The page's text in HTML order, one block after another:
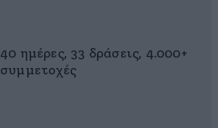
40 ημέρες, 33 δράσεις, 4.000+
συμμετοχές